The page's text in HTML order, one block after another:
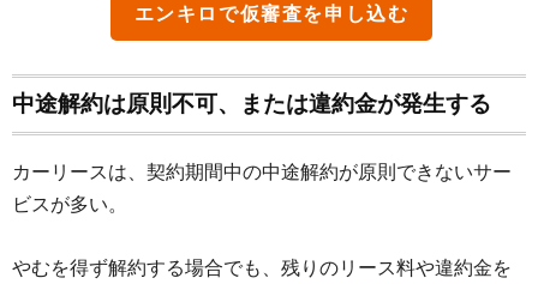
エンキロで仮審査を申し込む
中途解約は原則不可、または違約金が発生する
カーリースは、契約期間中の中途解約が原則できないサー
ビスが多い。
やむを得ず解約する場合でも、残りのリース料や違約金を